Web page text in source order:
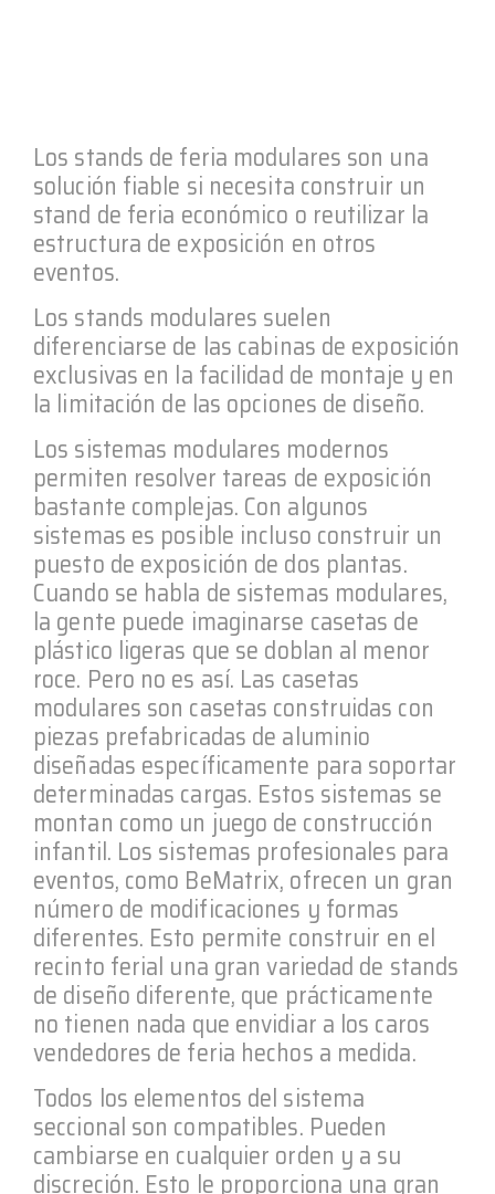
Los stands de feria modulares son una
solución fiable si necesita construir un
stand de feria económico o reutilizar la
estructura de exposición en otros
eventos.
Los stands modulares suelen
diferenciarse de las cabinas de exposición
exclusivas en la facilidad de montaje y en
la limitación de las opciones de diseño.
Los sistemas modulares modernos
permiten resolver tareas de exposición
bastante complejas. Con algunos
sistemas es posible incluso construir un
puesto de exposición de dos plantas.
Cuando se habla de sistemas modulares,
la gente puede imaginarse casetas de
plástico ligeras que se doblan al menor
roce. Pero no es así. Las casetas
modulares son casetas construidas con
piezas prefabricadas de aluminio
diseñadas específicamente para soportar
determinadas cargas. Estos sistemas se
montan como un juego de construcción
infantil. Los sistemas profesionales para
eventos, como BeMatrix, ofrecen un gran
número de modificaciones y formas
diferentes. Esto permite construir en el
recinto ferial una gran variedad de stands
de diseño diferente, que prácticamente
no tienen nada que envidiar a los caros
vendedores de feria hechos a medida.
Todos los elementos del sistema
seccional son compatibles. Pueden
cambiarse en cualquier orden y a su
discreción. Esto le proporciona una gran